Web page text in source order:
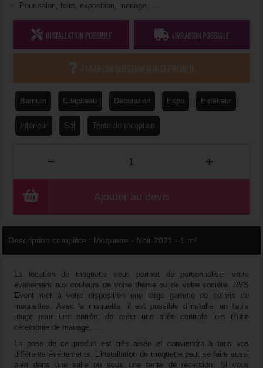
Pour salon, foire, exposition, mariage, ...
INSTALLATION POSSIBLE LIVRAISON POSSIBLE
POSER UNE QUESTION SUR CE PRODUIT
Barnum Chapiteau Décoration Expo Extérieur
Intérieur Sol Tente de réception
Ajouter au devis
Description complète : Moquette - Noir 2021 - 1 m²
La location de moquette vous permet de personnaliser votre
événement aux couleurs de votre thème ou de votre société. RVS
Event met à votre disposition une large gamme de coloris de
moquettes. Avec la moquette, il est possible d’installer un tapis
rouge pour une entrée, de créer une allée centrale lors d’une
cérémonie de mariage, …
La pose de ce produit est très aisée et conviendra à tous vos
différents événements. L'installation de moquette peut se faire aussi
bien dans une salle ou sous une tente de réception. Si vous